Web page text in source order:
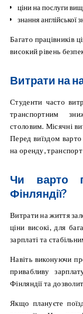
ціни на послуги
знання англійської
Багато працівників
високий рівень
Витрати на
Студенти часто
транспортним
столовим. Місячні
Перед виїздом варто
на оренду,
Чи варто
Фінляндії?
Витрати на життя
ціни високі, для
зарплаті та
Навіть виконуючи
привабливу
Фінляндії та
Якщо плануєте